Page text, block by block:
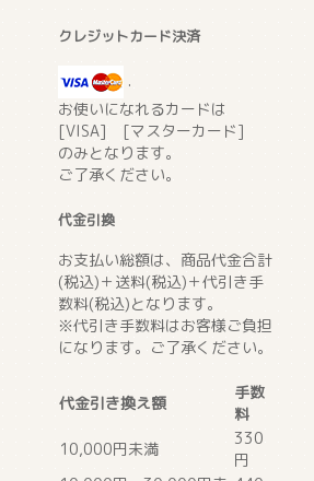
クレジットカード決済
.
お使いになれるカードは
[VISA] [マスターカード]
のみとなります。
ご了承ください。
代金引換
お支払い総額は、商品代金合計
(税込)＋送料(税込)＋代引き手
数料(税込)となります。
※代引き手数料はお客様ご負担
になります。ご了承ください。
代金引き換え額
手数
料
10,000円未満
330
円